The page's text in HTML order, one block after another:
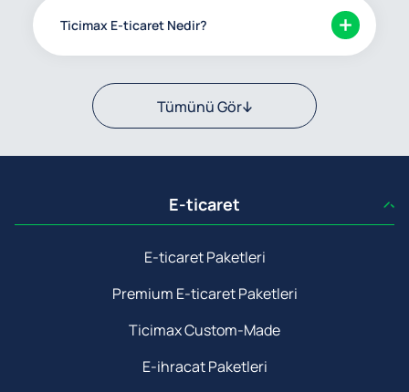
Ticimax E-ticaret Nedir?
Tümünü Gör
E-ticaret
E-ticaret Paketleri
Premium E-ticaret Paketleri
Ticimax Custom-Made
E-ihracat Paketleri